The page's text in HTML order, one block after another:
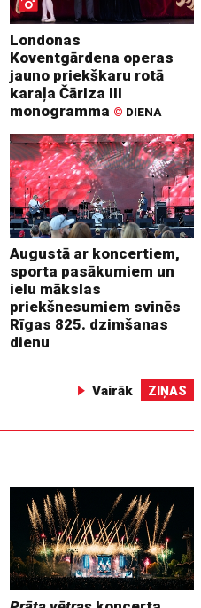
Londonas
Koventgārdena operas
jauno priekškaru rotā
karaļa Čārlza III
monogramma © DIENA
Augustā ar koncertiem,
sporta pasākumiem un
ielu mākslas
priekšnesumiem svinēs
Rīgas 825. dzimšanas
dienu
Vairāk ZIŅAS